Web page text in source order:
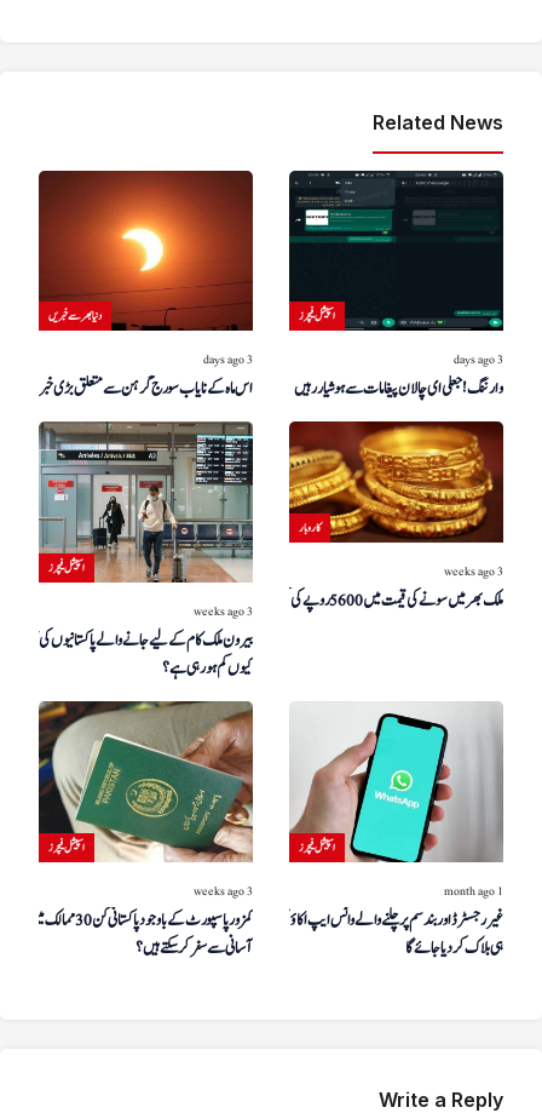
Related News
دنیا بھر سے خبریں
3 days ago
اس ماہ کے نایاب سورج گرہن سے متعلق بڑی خبر!
اسپیشل فیچرز
3 days ago
وارننگ! جعلی ای چالان پیغامات سے ہوشیار رہیں
اسپیشل فیچرز
3 weeks ago
بیرون ملک کام کے لیے جانے والے پاکستانیوں کی تعداد
کیوں کم ہو رہی ہے؟
کاروبار
3 weeks ago
ملک بھر میں سونے کی قیمت میں 5600 روپے کی کمی
اسپیشل فیچرز
3 weeks ago
کمزور پاسپورٹ کے باوجود پاکستانی کن 30 ممالک میں
آسانی سے سفر کر سکتے ہیں؟
اسپیشل فیچرز
1 month ago
غیر رجسٹرڈ اور بند سم پر چلنے والے واٹس ایپ اکاؤنٹس کو جلد
ہی بلاک کر دیا جائے گا
Write a Reply